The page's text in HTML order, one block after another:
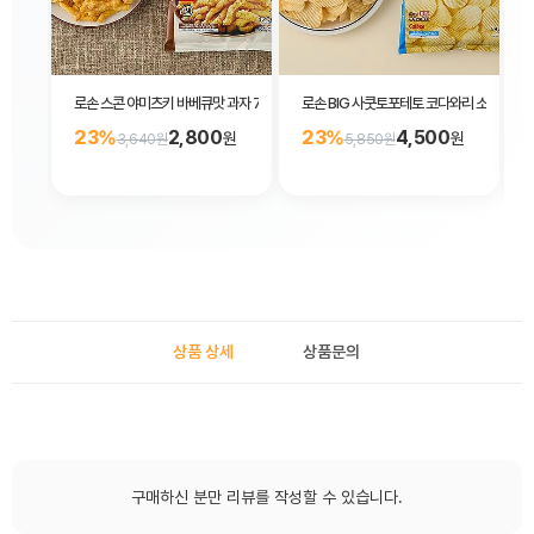
로손 스콘 야미츠키 바베큐맛 과자 75g
23%3,640원2,800원
로손 BIG 사쿳토포테토 코다와리 소금맛 감
23%5,850원4,500원
상품 상세 상품문의
구매하신 분만 리뷰를 작성할 수 있습니다.